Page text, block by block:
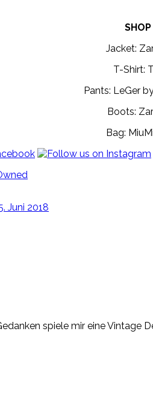
Jacket:
T-Shirt:
Pants: LeGer
Boots:
Bag:
Juni 2018
spiele mir eine Vintage